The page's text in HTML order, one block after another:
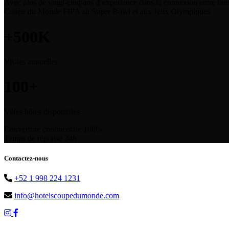
Contactez-nous
+52 1 998 224 1231
info@hotelscoupedumonde.com